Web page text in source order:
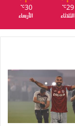
29
℃
الثلاثاء
30
℃
الأربعاء